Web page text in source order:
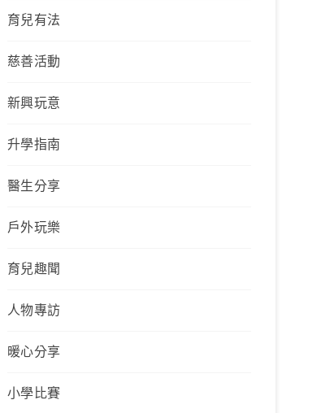
育兒有法
慈善活動
新興玩意
升學指南
醫生分享
戶外玩樂
育兒趣聞
人物專訪
暖心分享
小學比賽